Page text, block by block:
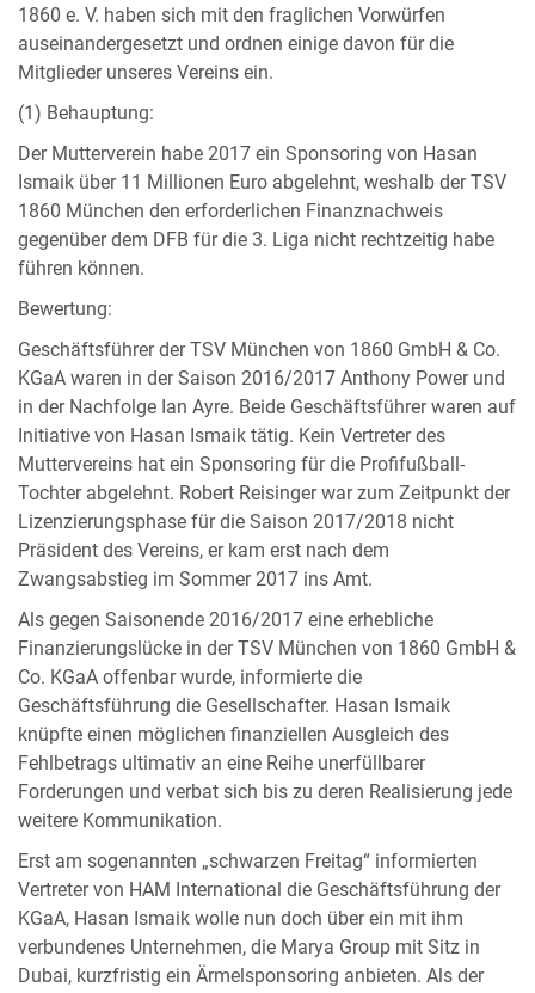
1860 e. V. haben sich mit den fraglichen Vorwürfen
auseinandergesetzt und ordnen einige davon für die
Mitglieder unseres Vereins ein.
(1) Behauptung:
Der Mutterverein habe 2017 ein Sponsoring von Hasan
Ismaik über 11 Millionen Euro abgelehnt, weshalb der TSV
1860 München den erforderlichen Finanznachweis
gegenüber dem DFB für die 3. Liga nicht rechtzeitig habe
führen können.
Bewertung:
Geschäftsführer der TSV München von 1860 GmbH & Co.
KGaA waren in der Saison 2016/2017 Anthony Power und
in der Nachfolge Ian Ayre. Beide Geschäftsführer waren auf
Initiative von Hasan Ismaik tätig. Kein Vertreter des
Muttervereins hat ein Sponsoring für die Profifußball-
Tochter abgelehnt. Robert Reisinger war zum Zeitpunkt der
Lizenzierungsphase für die Saison 2017/2018 nicht
Präsident des Vereins, er kam erst nach dem
Zwangsabstieg im Sommer 2017 ins Amt.
Als gegen Saisonende 2016/2017 eine erhebliche
Finanzierungslücke in der TSV München von 1860 GmbH &
Co. KGaA offenbar wurde, informierte die
Geschäftsführung die Gesellschafter. Hasan Ismaik
knüpfte einen möglichen finanziellen Ausgleich des
Fehlbetrags ultimativ an eine Reihe unerfüllbarer
Forderungen und verbat sich bis zu deren Realisierung jede
weitere Kommunikation.
Erst am sogenannten „schwarzen Freitag“ informierten
Vertreter von HAM International die Geschäftsführung der
KGaA, Hasan Ismaik wolle nun doch über ein mit ihm
verbundenes Unternehmen, die Marya Group mit Sitz in
Dubai, kurzfristig ein Ärmelsponsoring anbieten. Als der